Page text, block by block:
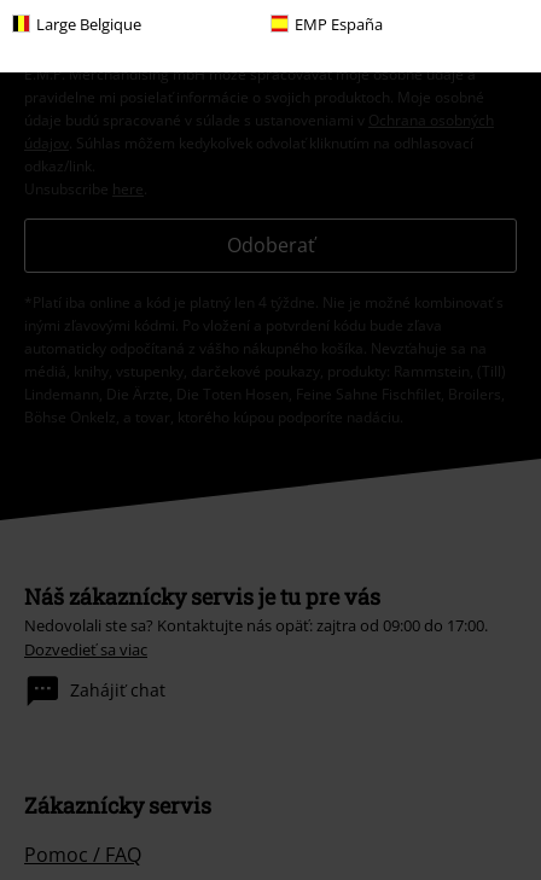
Large Belgique EMP España
E.M.P. Merchandising mbH môže spracovávať moje osobné údaje a
pravidelne mi posielať informácie o svojich produktoch. Moje osobné
údaje budú spracované v súlade s ustanoveniami v
Ochrana osobných
údajov
. Súhlas môžem kedykoľvek odvolať kliknutím na odhlasovací
odkaz/link.
Unsubscribe here
Odoberať
*Platí iba online a kód je platný len 4 týždne. Nie je možné kombinovať s
inými zľavovými kódmi. Po vložení a potvrdení kódu bude zľava
automaticky odpočítaná z vášho nákupného košíka. Nevzťahuje sa na
médiá, knihy, vstupenky, darčekové poukazy, produkty: Rammstein, (Till)
Lindemann, Die Ärzte, Die Toten Hosen, Feine Sahne Fischfilet, Broilers,
Böhse Onkelz, a tovar, ktorého kúpou podporíte nadáciu.
Náš zákaznícky servis je tu pre vás
Nedovolali ste sa? Kontaktujte nás opäť: zajtra od 09:00 do 17:00.
Dozvedieť sa viac
Zahájiť chat
Zákaznícky servis
Pomoc / FAQ